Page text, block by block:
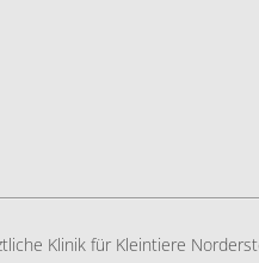
Klinik für Kleintiere